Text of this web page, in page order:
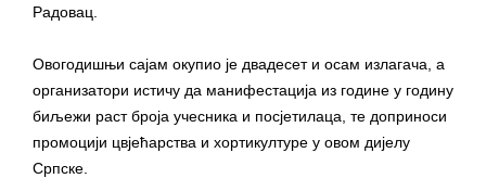
Радовац.
Овогодишњи сајам окупио је двадесет и осам излагача, а
организатори истичу да манифестација из године у годину
биљежи раст броја учесника и посјетилаца, те доприноси
промоцији цвјећарства и хортикултуре у овом дијелу
Српске.